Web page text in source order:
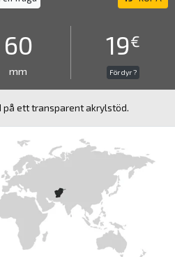
60
mm
19€
För dyr ?
ett transparent akrylstöd.